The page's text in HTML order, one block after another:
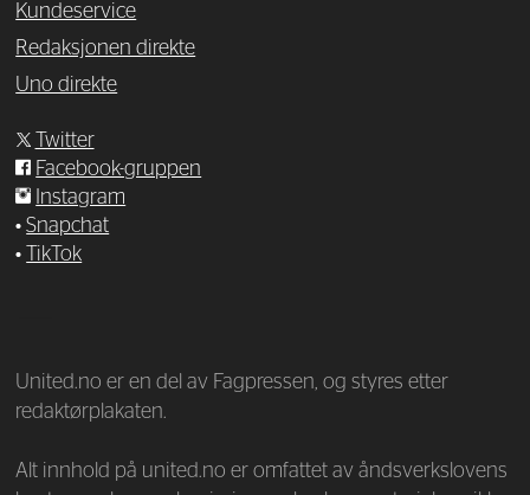
Kundeservice
Redaksjonen direkte
Uno direkte
Twitter
Facebook-gruppen
Instagram
•Snapchat
•
TikTok
United.no er en del av Fagpressen, og styres etter
redaktørplakaten.
Alt innhold på united.no er omfattet av åndsverkslovens